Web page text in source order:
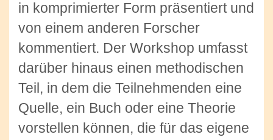
in komprimierter Form präsentiert und
von einem anderen Forscher
kommentiert. Der Workshop umfasst
darüber hinaus einen methodischen
Teil, in dem die Teilnehmenden eine
Quelle, ein Buch oder eine Theorie
vorstellen können, die für das eigene